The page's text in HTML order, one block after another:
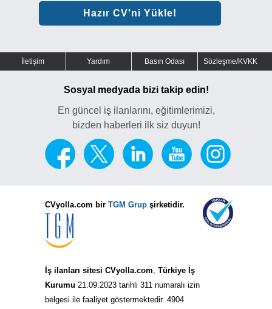
Hazır CV'ni Yükle!
İletişim Yardım Basın Odası Sözleşme/KVKK
Sosyal medyada bizi takip edin!
En güncel iş ilanlarını, eğitimlerimizi,
bizden haberleri ilk siz duyun!
CVyolla.com bir TGM Grup şirketidir.
İş ilanları sitesi CVyolla.com, Türkiye İş
Kurumu 21.09.2023 tarihli 311 numaralı izin
belgesi ile faaliyet göstermektedir. 4904